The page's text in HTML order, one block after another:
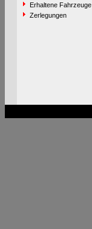
Erhaltene Fahrzeuge
Zerlegungen